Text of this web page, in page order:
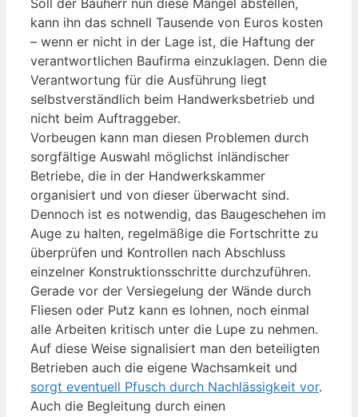
Soll der Bauherr nun diese Mängel abstellen,
kann ihn das schnell Tausende von Euros kosten
– wenn er nicht in der Lage ist, die Haftung der
verantwortlichen Baufirma einzuklagen. Denn die
Verantwortung für die Ausführung liegt
selbstverständlich beim Handwerksbetrieb und
nicht beim Auftraggeber.
Vorbeugen kann man diesen Problemen durch
sorgfältige Auswahl möglichst inländischer
Betriebe, die in der Handwerkskammer
organisiert und von dieser überwacht sind.
Dennoch ist es notwendig, das Baugeschehen im
Auge zu halten, regelmäßige die Fortschritte zu
überprüfen und Kontrollen nach Abschluss
einzelner Konstruktionsschritte durchzuführen.
Gerade vor der Versiegelung der Wände durch
Fliesen oder Putz kann es lohnen, noch einmal
alle Arbeiten kritisch unter die Lupe zu nehmen.
Auf diese Weise signalisiert man den beteiligten
Betrieben auch die eigene Wachsamkeit und
sorgt eventuell Pfusch durch Nachlässigkeit vor.
Auch die Begleitung durch einen